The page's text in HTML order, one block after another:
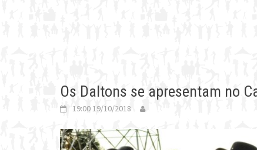
Os Daltons se apresentam no
19:00 19/10/2018